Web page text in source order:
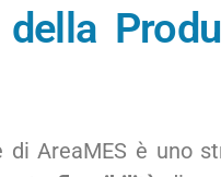
della
di AreaMES è uno